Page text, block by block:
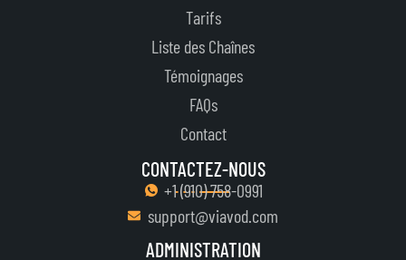
Tarifs
Liste des Chaînes
Témoignages
FAQs
Contact
CONTACTEZ-NOUS
+1 ‪(910) 758-0991‬
support@viavod.com
ADMINISTRATION